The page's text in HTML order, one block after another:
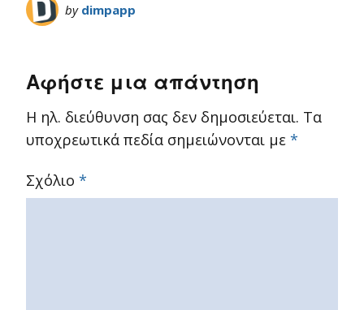
by dimpapp
Αφήστε μια απάντηση
Η ηλ. διεύθυνση σας δεν δημοσιεύεται. Τα
υποχρεωτικά πεδία σημειώνονται με *
Σχόλιο *